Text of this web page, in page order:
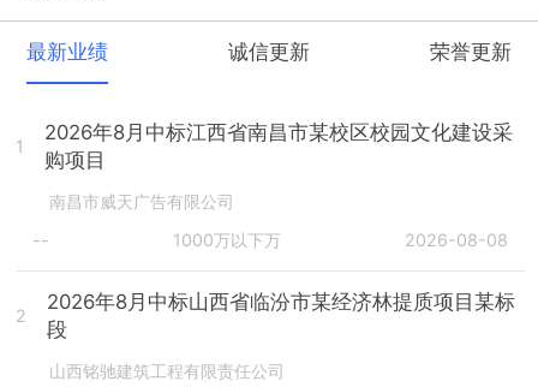
最新业绩 诚信更新 荣誉更新
1
2026年8月中标江西省南昌市某校区校园文化建设采
购项目
南昌市威天广告有限公司
--
1000万以下万 2026-08-08
2
2026年8月中标山西省临汾市某经济林提质项目某标
段
山西铭驰建筑工程有限责任公司